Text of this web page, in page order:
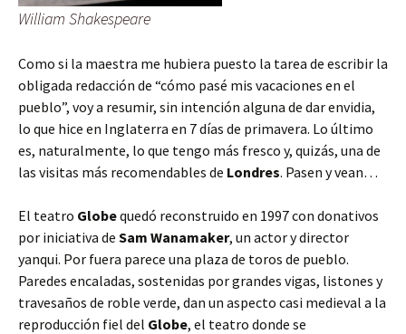
William Shakespeare
Como si la maestra me hubiera puesto la tarea de escribir la
obligada redacción de “cómo pasé mis vacaciones en el
pueblo”, voy a resumir, sin intención alguna de dar envidia,
lo que hice en Inglaterra en 7 días de primavera. Lo último
es, naturalmente, lo que tengo más fresco y, quizás, una de
las visitas más recomendables de Londres. Pasen y vean…
El teatro Globequedó reconstruido en 1997 con donativos
por iniciativa de Sam Wanamaker, un actor y director
yanqui. Por fuera parece una plaza de toros de pueblo.
Paredes encaladas, sostenidas por grandes vigas, listones y
travesaños de roble verde, dan un aspecto casi medieval a la
reproducción fiel del Globe, el teatro donde se